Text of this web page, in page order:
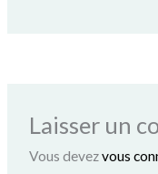
Laisser un
Vous devezvous